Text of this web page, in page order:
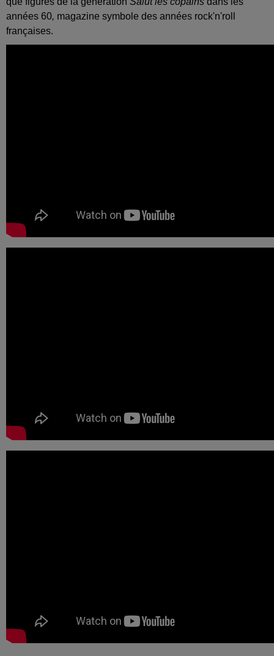
années 60, magazine symbole des années rock'n'roll
françaises.